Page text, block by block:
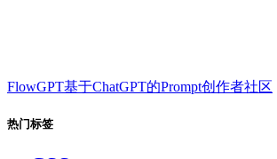
FlowGPT基于ChatGPT的Prompt创作者社区
热门标签